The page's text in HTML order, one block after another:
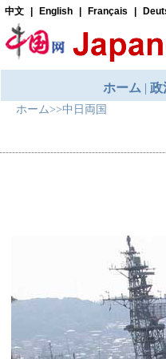
ホーム>>中日両国